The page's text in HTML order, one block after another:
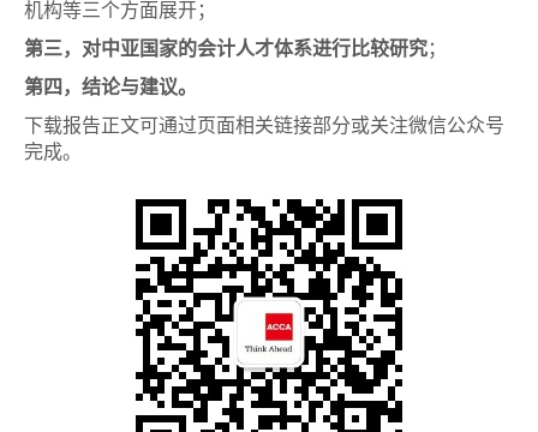
机构等三个方面展开；
第三，对中亚国家的会计人才体系进行比较研究；
第四，结论与建议。
下载报告正文可通过页面相关链接部分或关注微信公众号
完成。